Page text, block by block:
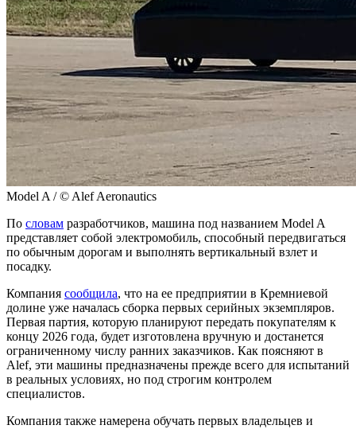
Model A / © Alef Aeronautics
По словам разработчиков, машина под названием Model A
представляет собой электромобиль, способный передвигаться
по обычным дорогам и выполнять вертикальный взлет и
посадку.
Компания сообщила, что на ее предприятии в Кремниевой
долине уже началась сборка первых серийных экземпляров.
Первая партия, которую планируют передать покупателям к
концу 2026 года, будет изготовлена вручную и достанется
ограниченному числу ранних заказчиков. Как поясняют в
Alef, эти машины предназначены прежде всего для испытаний
в реальных условиях, но под строгим контролем
специалистов.
Компания также намерена обучать первых владельцев и